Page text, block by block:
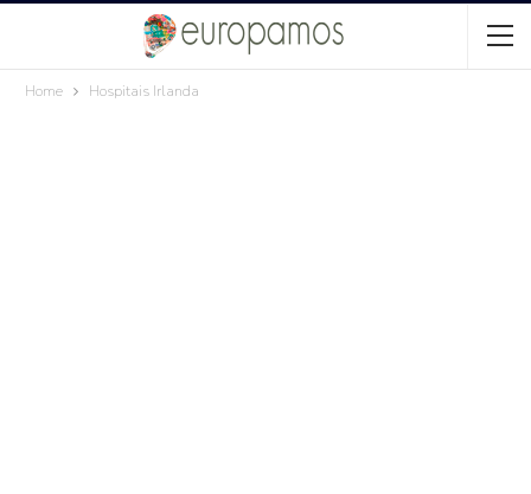
Home Hospitais Irlanda